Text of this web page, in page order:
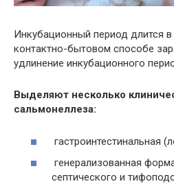
Инкубационный период длится
контактно-бытовом способе
удлинение инкубационного
Выделяют несколько
сальмонеллеза:
гастроинтестинальная
генерализованная
септического и